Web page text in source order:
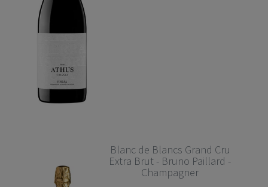
Blanc de Blancs Grand Cru
Extra Brut - Bruno Paillard -
Champagner